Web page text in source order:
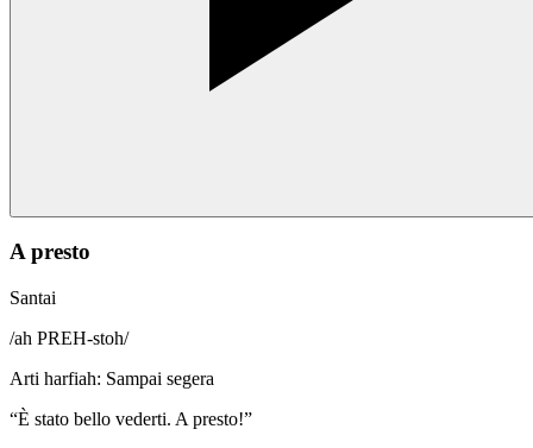
A presto
Santai
/ah PREH-stoh/
Arti harfiah: Sampai segera
“È stato bello vederti. A presto!”